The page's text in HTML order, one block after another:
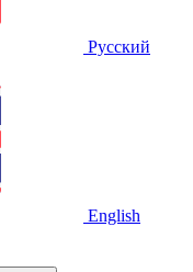
Русский
English